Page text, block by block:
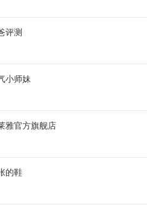
评测
小师妹
雅官方旗舰店
的鞋